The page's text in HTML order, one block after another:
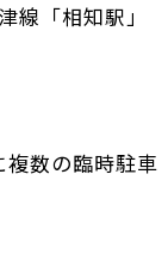
線「相知駅」
数の臨時駐車